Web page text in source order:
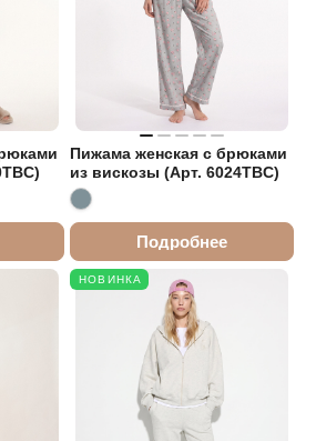
Пижама женская с брюками
из вискозы (Арт. 6024TBC)
Подробнее
НОВИНКА